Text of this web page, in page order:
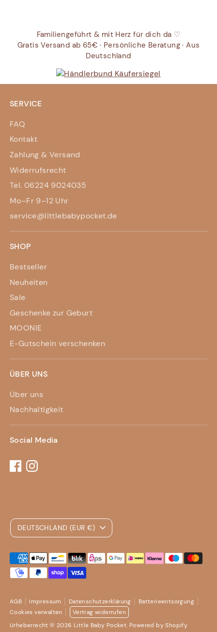
Familiengeführt & mit Herz für dich da ♡
Gratis Versand ab 65€ · Persönliche Beratung · Aus
Deutschland
SERVICE
FAQ
Kontakt
Zahlung & Versand
Widerrufsrecht
Tel. 06224 9024035
Mo–Fr 9–12 Uhr
service@littlebabypocket.de
SHOP
Bestseller
Neuheiten
Sale
Geschenke zur Geburt
MOONIE
E-Gutschein verschenken
ÜBER UNS
Über uns
Nachhaltigkeit
Social Media
AGB Impressum Datenschutzerklärung
Batterieentsorgung
Cookies verwalten
Vertrag widerrufen
Urheberrecht © 2026 Little Baby Pocket. Powered by Shopify
Währung
DEUTSCHLAND (EUR €)
Akzeptierte
Zahlungsarten